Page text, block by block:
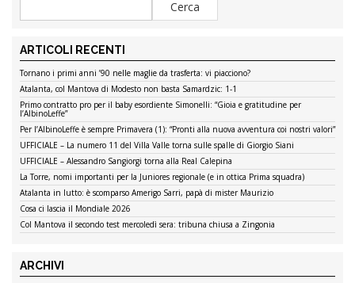
ARTICOLI RECENTI
Tornano i primi anni ’90 nelle maglie da trasferta: vi piacciono?
Atalanta, col Mantova di Modesto non basta Samardzic: 1-1
Primo contratto pro per il baby esordiente Simonelli: “Gioia e gratitudine per
l’AlbinoLeffe”
Per l’AlbinoLeffe è sempre Primavera (1): “Pronti alla nuova avventura coi nostri valori”
UFFICIALE – La numero 11 del Villa Valle torna sulle spalle di Giorgio Siani
UFFICIALE – Alessandro Sangiorgi torna alla Real Calepina
La Torre, nomi importanti per la Juniores regionale (e in ottica Prima squadra)
Atalanta in lutto: è scomparso Amerigo Sarri, papà di mister Maurizio
Cosa ci lascia il Mondiale 2026
Col Mantova il secondo test mercoledì sera: tribuna chiusa a Zingonia
ARCHIVI